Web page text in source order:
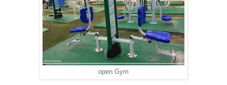
open Gym